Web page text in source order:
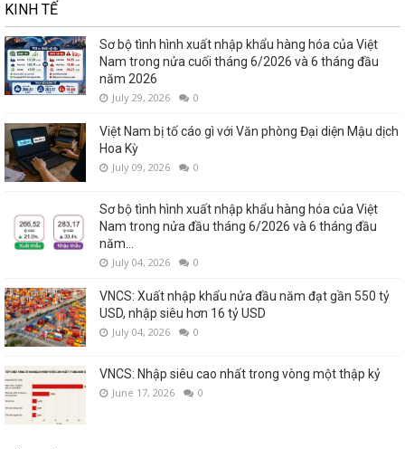
KINH TẾ
Sơ bộ tình hình xuất nhập khẩu hàng hóa của Việt
Nam trong nửa cuối tháng 6/2026 và 6 tháng đầu
năm 2026
July 29, 2026 0
Việt Nam bị tố cáo gì với Văn phòng Đại diện Mậu dịch
Hoa Kỳ
July 09, 2026 0
Sơ bộ tình hình xuất nhập khẩu hàng hóa của Việt
Nam trong nửa đầu tháng 6/2026 và 6 tháng đầu
năm...
July 04, 2026 0
VNCS: Xuất nhập khẩu nửa đầu năm đạt gần 550 tỷ
USD, nhập siêu hơn 16 tỷ USD
July 04, 2026 0
VNCS: Nhập siêu cao nhất trong vòng một thập kỷ
June 17, 2026 0